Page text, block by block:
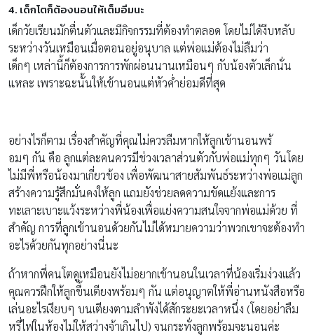
4. เด็กโตก็ต้องนอนให้เต็มอิ่มนะ
เด็กวัยเรียนมักตื่นตัวและมีกิจกรรมที่ต้องทำตลอด โดยไม่ได้งีบหลับ
ระหว่างวันเหมือนเมื่อตอนอยู่อนุบาล แต่พ่อแม่ต้องไม่ลืมว่า
เด็กๆ เหล่านี้ก็ต้องการการพักผ่อนนานเหมือนๆ กับน้องตัวเล็กนั่น
แหละ เพราะฉะนั้นให้เข้านอนแต่หัวค่ำย่อมดีที่สุด
อย่างไรก็ตาม เรื่องสำคัญที่คุณไม่ควรลืมหากให้ลูกเข้านอนพร้
อมๆ กัน คือ ลูกแต่ละคนควรมีช่วงเวลาส่วนตัวกับพ่อแม่ทุกๆ วันโดย
ไม่มีพี่หรือน้องมาเกี่ยวข้อง เพื่อพัฒนาสายสัมพันธ์ระหว่างพ่อแม่ลูก
สร้างความรู้สึกมั่นคงให้ลูก แถมยังช่วยลดความขัดแย้งและการ
ทะเลาะเบาะแว้งระหว่างพี่น้องเพื่อแย่งความสนใจจากพ่อแม่ด้วย ที่
สำคัญ การที่ลูกเข้านอนด้วยกันไม่ได้หมายความว่าพวกเขาจะต้องทำ
อะไรด้วยกันทุกอย่างนี่นะ
ถ้าหากพี่คนโตดูเหมือนยังไม่อยากเข้านอนในเวลาที่น้องเริ่มง่วงแล้ว
คุณควรฝึกให้ลูกขึ้นเตียงพร้อมๆ กัน แต่อนุญาตให้พี่อ่านหนังสือหรือ
เล่นอะไรเงียบๆ บนเตียงตามลำพังได้สักระยะเวลาหนึ่ง (โดยอย่าลืม
หรี่ไฟในห้องไม่ให้สว่างจ้าเกินไป) จนกระทั่งลูกพร้อมจะนอนค่ะ